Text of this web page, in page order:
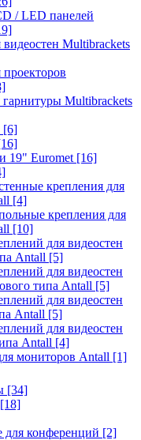
/ LED панелей
Multibrackets
Multibrackets
[6]
19" Euromet [16]
крепления для
[4]
крепления для
[10]
для видеостен
Antall [5]
для видеостен
типа Antall [5]
для видеостен
Antall [5]
для видеостен
Antall [4]
мониторов Antall [1]
[34]
[18]
для конференций [2]